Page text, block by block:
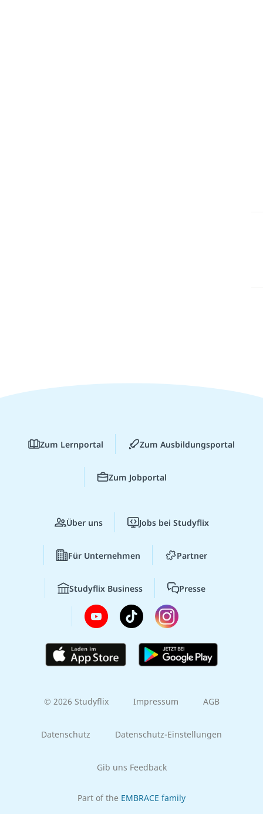
Zum Lernportal Zum Ausbildungsportal
Zum Jobportal
Über uns Jobs bei Studyflix
Für Unternehmen Partner
Studyflix Business Presse
© 2026 Studyflix Impressum AGB
Datenschutz Datenschutz-Einstellungen
Gib uns Feedback
Part of the EMBRACE family